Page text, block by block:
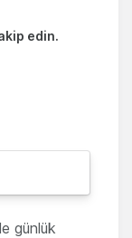
edin.
günlük